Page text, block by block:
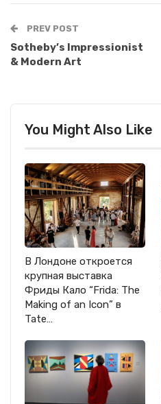
PREV POST
Sotheby’s Impressionist
& Modern Art
You Might Also Like
В Лондоне откроется
крупная выставка
Фриды Кало “Frida: The
Making of an Icon” в
Tate…